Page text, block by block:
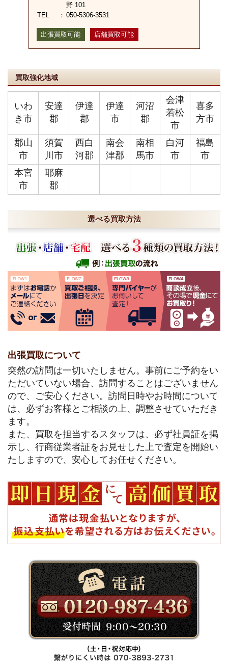
野 101
TEL
： 050-5306-3531
出張買取可能 店舗買取可能
買取強化地域
いわ
き市
安達
郡
伊達
郡
伊達
市
河沼
郡
会津
若松
市
喜多
方市
郡山
市
須賀
川市
西白
河郡
南会
津郡
南相
馬市
白河
市
福島
市
本宮
市
耶麻
郡
選べる買取方法
出張買取について
突然の訪問は一切いたしません。事前にご予約をい
ただいていない場合、訪問することはございません
ので、ご安心ください。訪問日時やお時間について
は、必ずお客様とご相談の上、調整させていただき
ます。
また、買取を担当するスタッフは、必ず社員証を掲
示し、行商従業者証をお見せした上で査定を開始い
たしますので、安心してお任せください。